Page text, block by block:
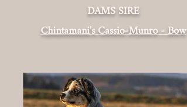
DAMS SIRE
Chintamani's Cassio-Munro - Bow